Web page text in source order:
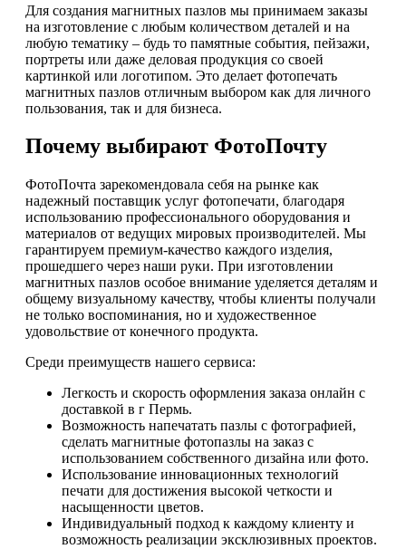
Для создания магнитных пазлов мы принимаем заказы
на изготовление с любым количеством деталей и на
любую тематику – будь то памятные события, пейзажи,
портреты или даже деловая продукция со своей
картинкой или логотипом. Это делает фотопечать
магнитных пазлов отличным выбором как для личного
пользования, так и для бизнеса.
Почему выбирают ФотоПочту
ФотоПочта зарекомендовала себя на рынке как
надежный поставщик услуг фотопечати, благодаря
использованию профессионального оборудования и
материалов от ведущих мировых производителей. Мы
гарантируем премиум-качество каждого изделия,
прошедшего через наши руки. При изготовлении
магнитных пазлов особое внимание уделяется деталям и
общему визуальному качеству, чтобы клиенты получали
не только воспоминания, но и художественное
удовольствие от конечного продукта.
Среди преимуществ нашего сервиса:
Легкость и скорость оформления заказа онлайн с
доставкой в г Пермь.
Возможность напечатать пазлы с фотографией,
сделать магнитные фотопазлы на заказ с
использованием собственного дизайна или фото.
Использование инновационных технологий
печати для достижения высокой четкости и
насыщенности цветов.
Индивидуальный подход к каждому клиенту и
возможность реализации эксклюзивных проектов.